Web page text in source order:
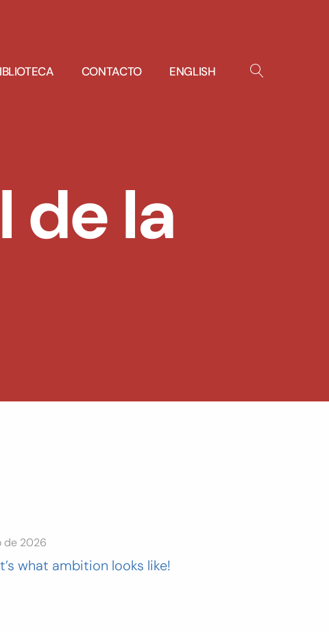
CONTACTO ENGLISH
de la
de 2026
what ambition looks like!